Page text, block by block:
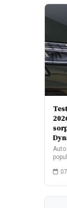
Auto